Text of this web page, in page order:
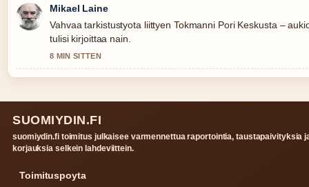
Mikael Laine
Vahvaa tarkistustyota liittyen Tokmanni Pori Keskusta –
tulisi kirjoittaa nain.
8 MIN SITTEN
SUOMIYDIN.FI
suomiydin.fi toimitus julkaisee varmennettua raportointia, taustapaivityksia
korjauksia selkein lahdeviittein.
Toimituspoyta